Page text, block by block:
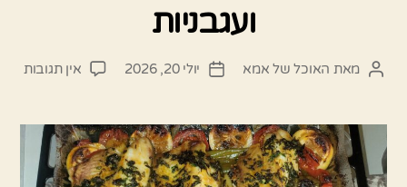
ועגבניות
המחבר
מאת האוכל של אמא
תאריך
יולי 20, 2026 אין תגובות